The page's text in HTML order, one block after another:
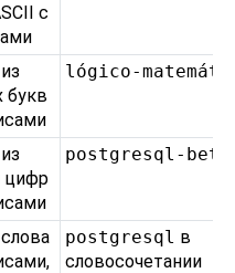
с
букв
lógico-
цифр
postgresql-
postgresql в
словосочетании